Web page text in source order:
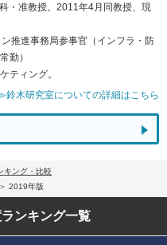
・准教授。2011年4月同教授、現
推進事務局参事官（インフラ・防
勤）
ティング。
鈴木研究室についての詳細はこちら
キング・比較
2019年版
ランキング一覧